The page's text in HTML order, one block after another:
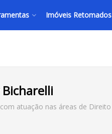
Imóveis Retomados
Bicharelli
atuação nas áreas de